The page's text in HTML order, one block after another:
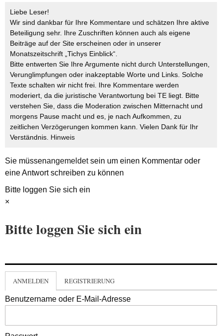
Liebe Leser!
Wir sind dankbar für Ihre Kommentare und schätzen Ihre aktive
Beteiligung sehr. Ihre Zuschriften können auch als eigene
Beiträge auf der Site erscheinen oder in unserer
Monatszeitschrift „Tichys Einblick“.
Bitte entwerten Sie Ihre Argumente nicht durch Unterstellungen,
Verunglimpfungen oder inakzeptable Worte und Links. Solche
Texte schalten wir nicht frei. Ihre Kommentare werden
moderiert, da die juristische Verantwortung bei TE liegt. Bitte
verstehen Sie, dass die Moderation zwischen Mitternacht und
morgens Pause macht und es, je nach Aufkommen, zu
zeitlichen Verzögerungen kommen kann. Vielen Dank für Ihr
Verständnis. Hinweis
Sie müssenangemeldetsein um einen Kommentar oder
eine Antwort schreiben zu können
Bitte loggen Sie sich ein
×
Bitte loggen Sie sich ein
ANMELDEN REGISTRIERUNG
Benutzername oder E-Mail-Adresse